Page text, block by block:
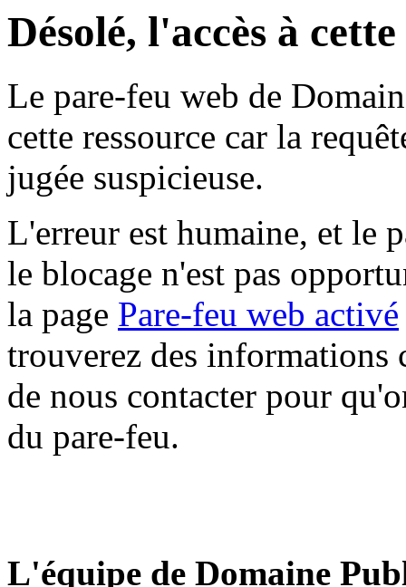
Désolé, l'accès à
Le pare-feu web de
cette ressource car la
jugée suspicieuse.
L'erreur est humaine, et le
le blocage n'est pas
la page Pare-feu web activé
trouverez des informations
de nous contacter pour
du pare-feu.
L'équipe de Domaine